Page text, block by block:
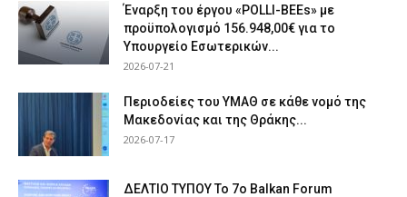
Έναρξη του έργου «POLLI-BEEs» με
προϋπολογισμό 156.948,00€ για το
Υπουργείο Εσωτερικών...
2026-07-21
Περιοδείες του ΥΜΑΘ σε κάθε νομό της
Μακεδονίας και της Θράκης...
2026-07-17
ΔΕΛΤΙΟ ΤΥΠΟΥ Το 7ο Balkan Forum